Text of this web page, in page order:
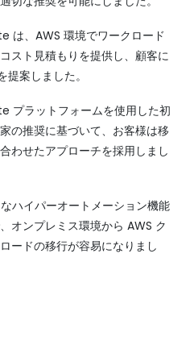
、AWS 環境でワークロード
スト見積もりを提供し、顧客に
案しました。
ラットフォームを使用した初
の推奨に基づいて、お客様は移
わせたアプローチを採用しまし
ハイパーオートメーション機能
オンプレミス環境から AWS ク
ードの移行が容易になりまし